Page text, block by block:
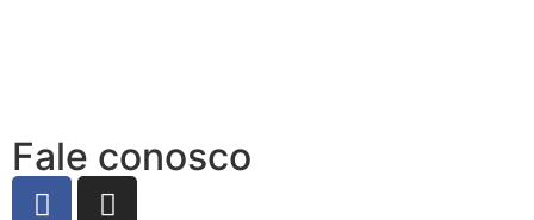
Fale conosco